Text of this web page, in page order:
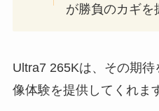
が勝負のカギを
Ultra7 265Kは、その期
像体験を提供してくれま